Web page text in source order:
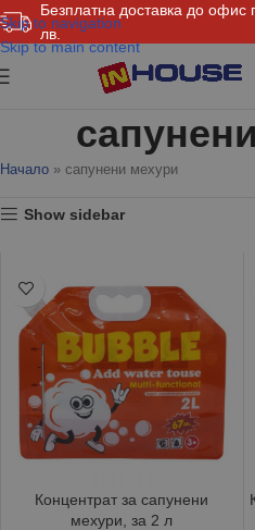
Безплатна доставка до
лв.
Skip to navigation
Skip to main content
Начало » сапунени мехури
Show sidebar
Концентрат за сапунени
мехури, за 2 л